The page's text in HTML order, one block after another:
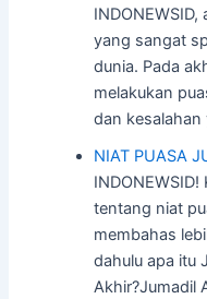
yang sangat
dunia. Pada
melakukan
dan
NIAT PUASA
tentang niat
membahas
dahulu apa itu
Akhir?Jumadil